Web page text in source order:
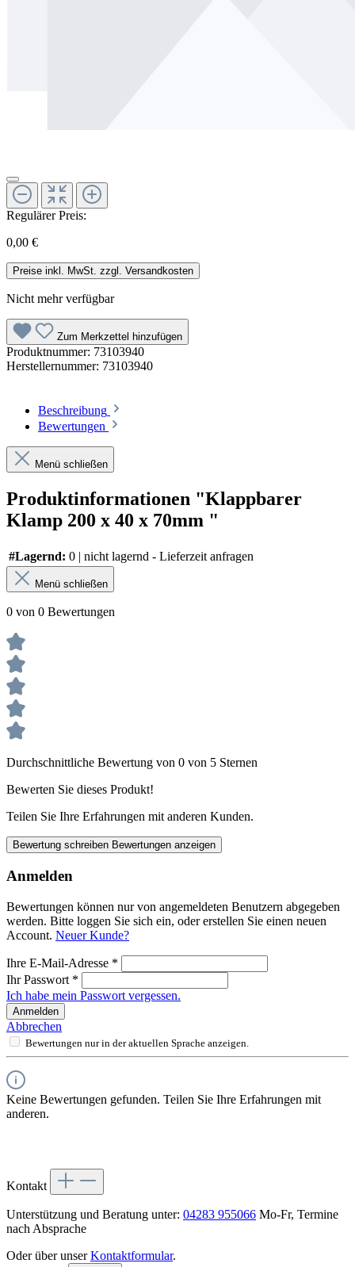
Regulärer Preis:
0,00 €
Preise inkl. MwSt. zzgl. Versandkosten
Nicht mehr verfügbar
Zum Merkzettel hinzufügen
Produktnummer: 73103940
Herstellernummer: 73103940
Beschreibung
Bewertungen
Menü schließen
Produktinformationen "Klappbarer
Klamp 200 x 40 x 70mm "
#Lagernd: 0 | nicht lagernd - Lieferzeit anfragen
Menü schließen
0 von 0 Bewertungen
Durchschnittliche Bewertung von 0 von 5 Sternen
Bewerten Sie dieses Produkt!
Teilen Sie Ihre Erfahrungen mit anderen Kunden.
Bewertung schreiben Bewertungen anzeigen
Anmelden
Bewertungen können nur von angemeldeten Benutzern abgegeben
werden. Bitte loggen Sie sich ein, oder erstellen Sie einen neuen
Account. Neuer Kunde?
Ihre E-Mail-Adresse *
Ihr Passwort *
Ich habe mein Passwort vergessen.
Anmelden
Abbrechen
Bewertungen nur in der aktuellen Sprache anzeigen.
Keine Bewertungen gefunden. Teilen Sie Ihre Erfahrungen mit
anderen.
Kontakt
Unterstützung und Beratung unter: 04283 955066 Mo-Fr, Termine
nach Absprache
Oder über unserKontaktformular.